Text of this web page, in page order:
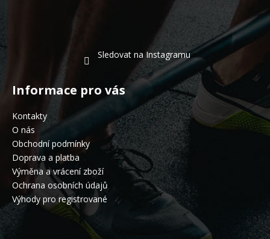
Sledovat na Instagramu
Informace pro vás
Kontakty
O nás
Obchodní podmínky
Doprava a platba
Výměna a vrácení zboží
Ochrana osobních údajů
Výhody pro registrované